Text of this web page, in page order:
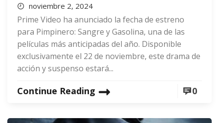
noviembre 2, 2024
Prime Video ha anunciado la fecha de estreno
para Pimpinero: Sangre y Gasolina, una de las
películas más anticipadas del año. Disponible
exclusivamente el 22 de noviembre, este drama de
acción y suspenso estará...
Continue Reading 0